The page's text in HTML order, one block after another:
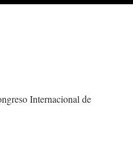
Internacional de